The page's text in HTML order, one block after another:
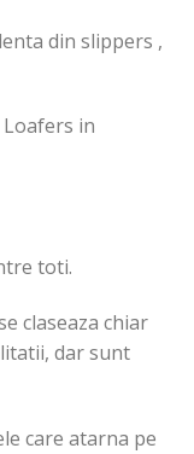
din slippers ,
in
toti.
claseaza chiar
dar sunt
care atarna pe